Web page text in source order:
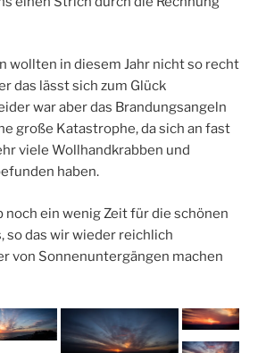
wollten in diesem Jahr nicht so recht
das lässt sich zum Glück
war aber das Brandungsangeln
große Katastrophe, da sich an fast
viele Wollhandkrabben und
haben.
ein wenig Zeit für die schönen
so das wir wieder reichlich
von Sonnenuntergängen machen